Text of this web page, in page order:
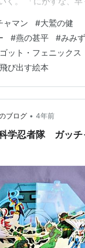
ゴッド・フェニック
学忍者隊の さいごか
ェニックスは、火の
科学忍法 火の鳥だ!!
ギャラクターの本ぶ
ャマン #大鷲の健
#燕の甚平 #みみ
ゴット・フェニックス
飛び出す絵本
ブログ • 4年前
学忍者隊 ガッチ